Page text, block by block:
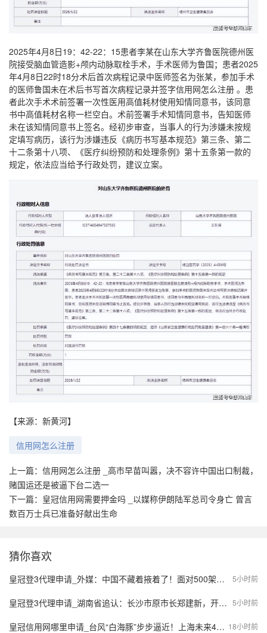
2025年4月8日19：42-22：15患者李某在山东大学齐鲁医院德州医
院接受脑血管造影+颅内动脉取栓手术，手术医师为鲁国；患者2025
年4月8日22时18分术后首次病程记录中医师签名为张某，参加手术
的医师鲁国未在术后书写首次病程记录并签字信用网怎么注册 。患
者此次手术术前签署一次性医用高值耗材使用知情同意书，该同意
书中高值耗材名称一栏空白。术前签署手术知情同意书，告知医师
未在该知情同意书上签名。经初步审查，当事人的行为涉嫌未按规
定填写病历，该行为涉嫌违反《病历书写基本规范》第三条、第二
十二条第十八项、《医疗纠纷预防和处理条例》第十五条第一款的
规定，依法应当给予行政处罚，建议立案。
【来源：新黄河】
信用网怎么注册
上一篇： 信用网怎么注册 _高市早苗叫嚣，决不容许中国出口制裁，
赌国运还是被逼下台二选一
下一篇： 皇冠信用网需要押金吗 _以媒称伊朗陆军总司令身亡 曾言
数百万士兵已准备好献出生命
猜你喜欢
5小时前
皇冠登3代理申请_外媒：中国不藏着掖着了！面对500架歼20，望美飞行员各个是王牌
5小时前
皇冠登3代理申请_湖南省追认：长沙市原市长郑建新，开除党籍；曾因重大事故失职失责被免去市长职务；曾任湖南省财政厅厅长等
18小时前
皇冠信用网哪里申请_台风“白海豚”步步逼近！上海未来4天风长雨强，或有龙卷风出现